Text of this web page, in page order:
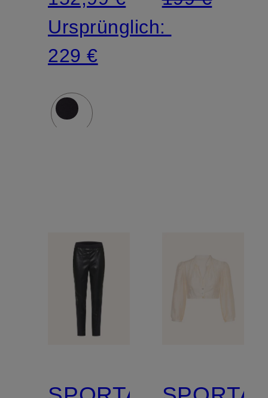
Ursprünglich:
229 €